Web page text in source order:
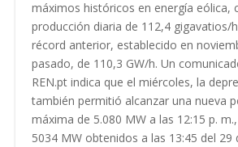
máximos históricos en energía eólica,
producción diaria de 112,4 gigavatios/
récord anterior, establecido en
pasado, de 110,3 GW/h. Un
REN.pt indica que el miércoles, la
también permitió alcanzar una nueva
máxima de 5.080 MW a las 12:15 p.
5034 MW obtenidos a las 13:45 del 29